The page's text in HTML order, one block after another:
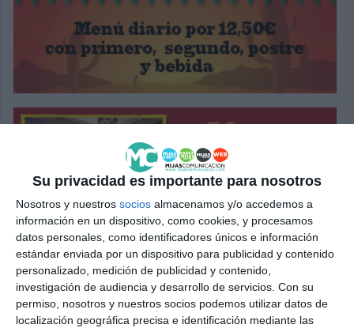
Su privacidad es importante para nosotros
Nosotros y nuestros socios almacenamos y/o accedemos a
información en un dispositivo, como cookies, y procesamos
datos personales, como identificadores únicos e información
estándar enviada por un dispositivo para publicidad y contenido
personalizado, medición de publicidad y contenido,
investigación de audiencia y desarrollo de servicios. Con su
permiso, nosotros y nuestros socios podemos utilizar datos de
localización geográfica precisa e identificación mediante las